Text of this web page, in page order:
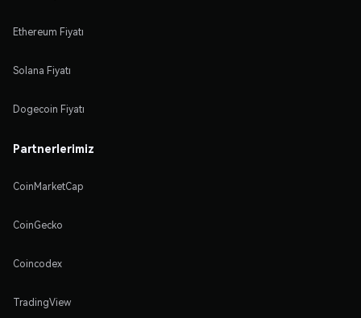
Ethereum Fiyatı
Solana Fiyatı
Dogecoin Fiyatı
Partnerlerimiz
CoinMarketCap
CoinGecko
Coincodex
TradingView